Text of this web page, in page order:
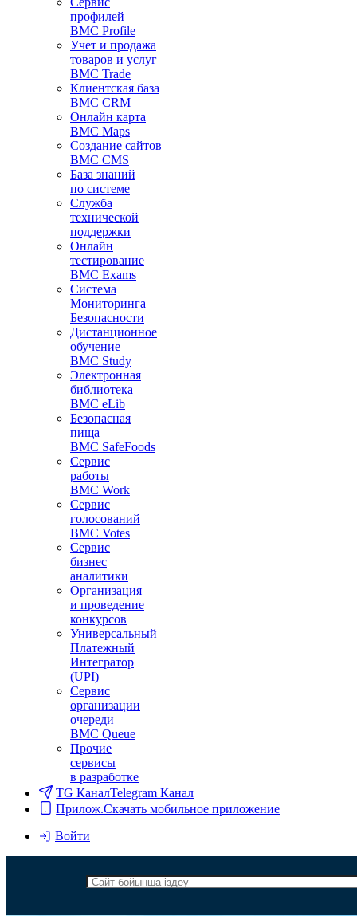
профилей
BMC Profile
Учет и продажа
товаров и услуг
BMC Trade
Клиентская база
BMC CRM
Онлайн карта
BMC Maps
Создание сайтов
BMC CMS
База знаний
по системе
Служба
технической
поддержки
Онлайн
тестирование
BMC Exams
Система
Мониторинга
Безопасности
Дистанционное
обучение
BMC Study
Электронная
библиотека
BMC eLib
Безопасная
пища
BMC SafeFoods
Сервис
работы
BMC Work
Сервис
голосований
BMC Votes
Сервис
бизнес
аналитики
Организация
и проведение
конкурсов
Универсальный
Платежный
Интегратор
(UPI)
Сервис
организации
очереди
BMC Queue
Прочие
сервисы
в разработке
TG КаналTelegram Канал
Прилож.Скачать мобильное приложение
Войти